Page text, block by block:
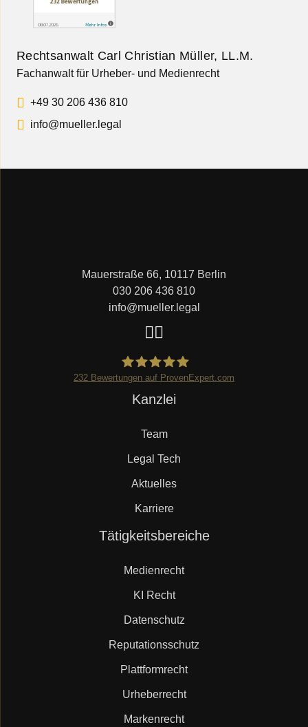
Rechtsanwalt Carl Christian Müller, LL.M.
Fachanwalt für Urheber- und Medienrecht
+49 30 206 436 810
info@mueller.legal
Mauerstraße 66, 10117 Berlin
030 206 436 810
info@mueller.legal
Mueller.legal
232 Bewertungen auf ProvenExpert.com
Kanzlei
Team
Legal Tech
Aktuelles
Karriere
Tätigkeitsbereiche
Medienrecht
KI Recht
Datenschutz
Reputationsschutz
Plattformrecht
Urheberrecht
Markenrecht